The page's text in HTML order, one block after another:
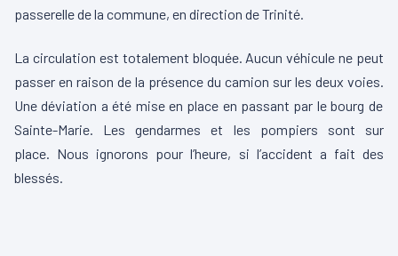
passerelle de la commune, en direction de Trinité.
La circulation est totalement bloquée. Aucun véhicule ne peut
passer en raison de la présence du camion sur les deux voies.
Une déviation a été mise en place en passant par le bourg de
Sainte-Marie. Les gendarmes et les pompiers sont sur
place. Nous ignorons pour l’heure, si l’accident a fait des
blessés.